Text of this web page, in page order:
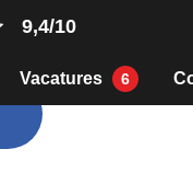
9,4/10
Vacatures 6